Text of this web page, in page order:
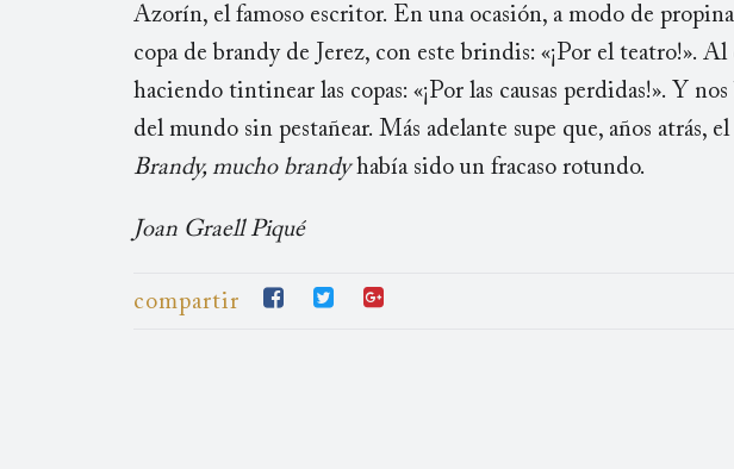
Azorín, el famoso escritor. En una ocasión, a modo de
copa de brandy de Jerez, con este brindis: «¡Por el teatro!».
haciendo tintinear las copas: «¡Por las causas perdidas!». Y
del mundo sin pestañear. Más adelante supe que, años atrás,
Brandy, mucho brandyhabía sido un fracaso rotundo.
Joan Graell Piqué
compartir